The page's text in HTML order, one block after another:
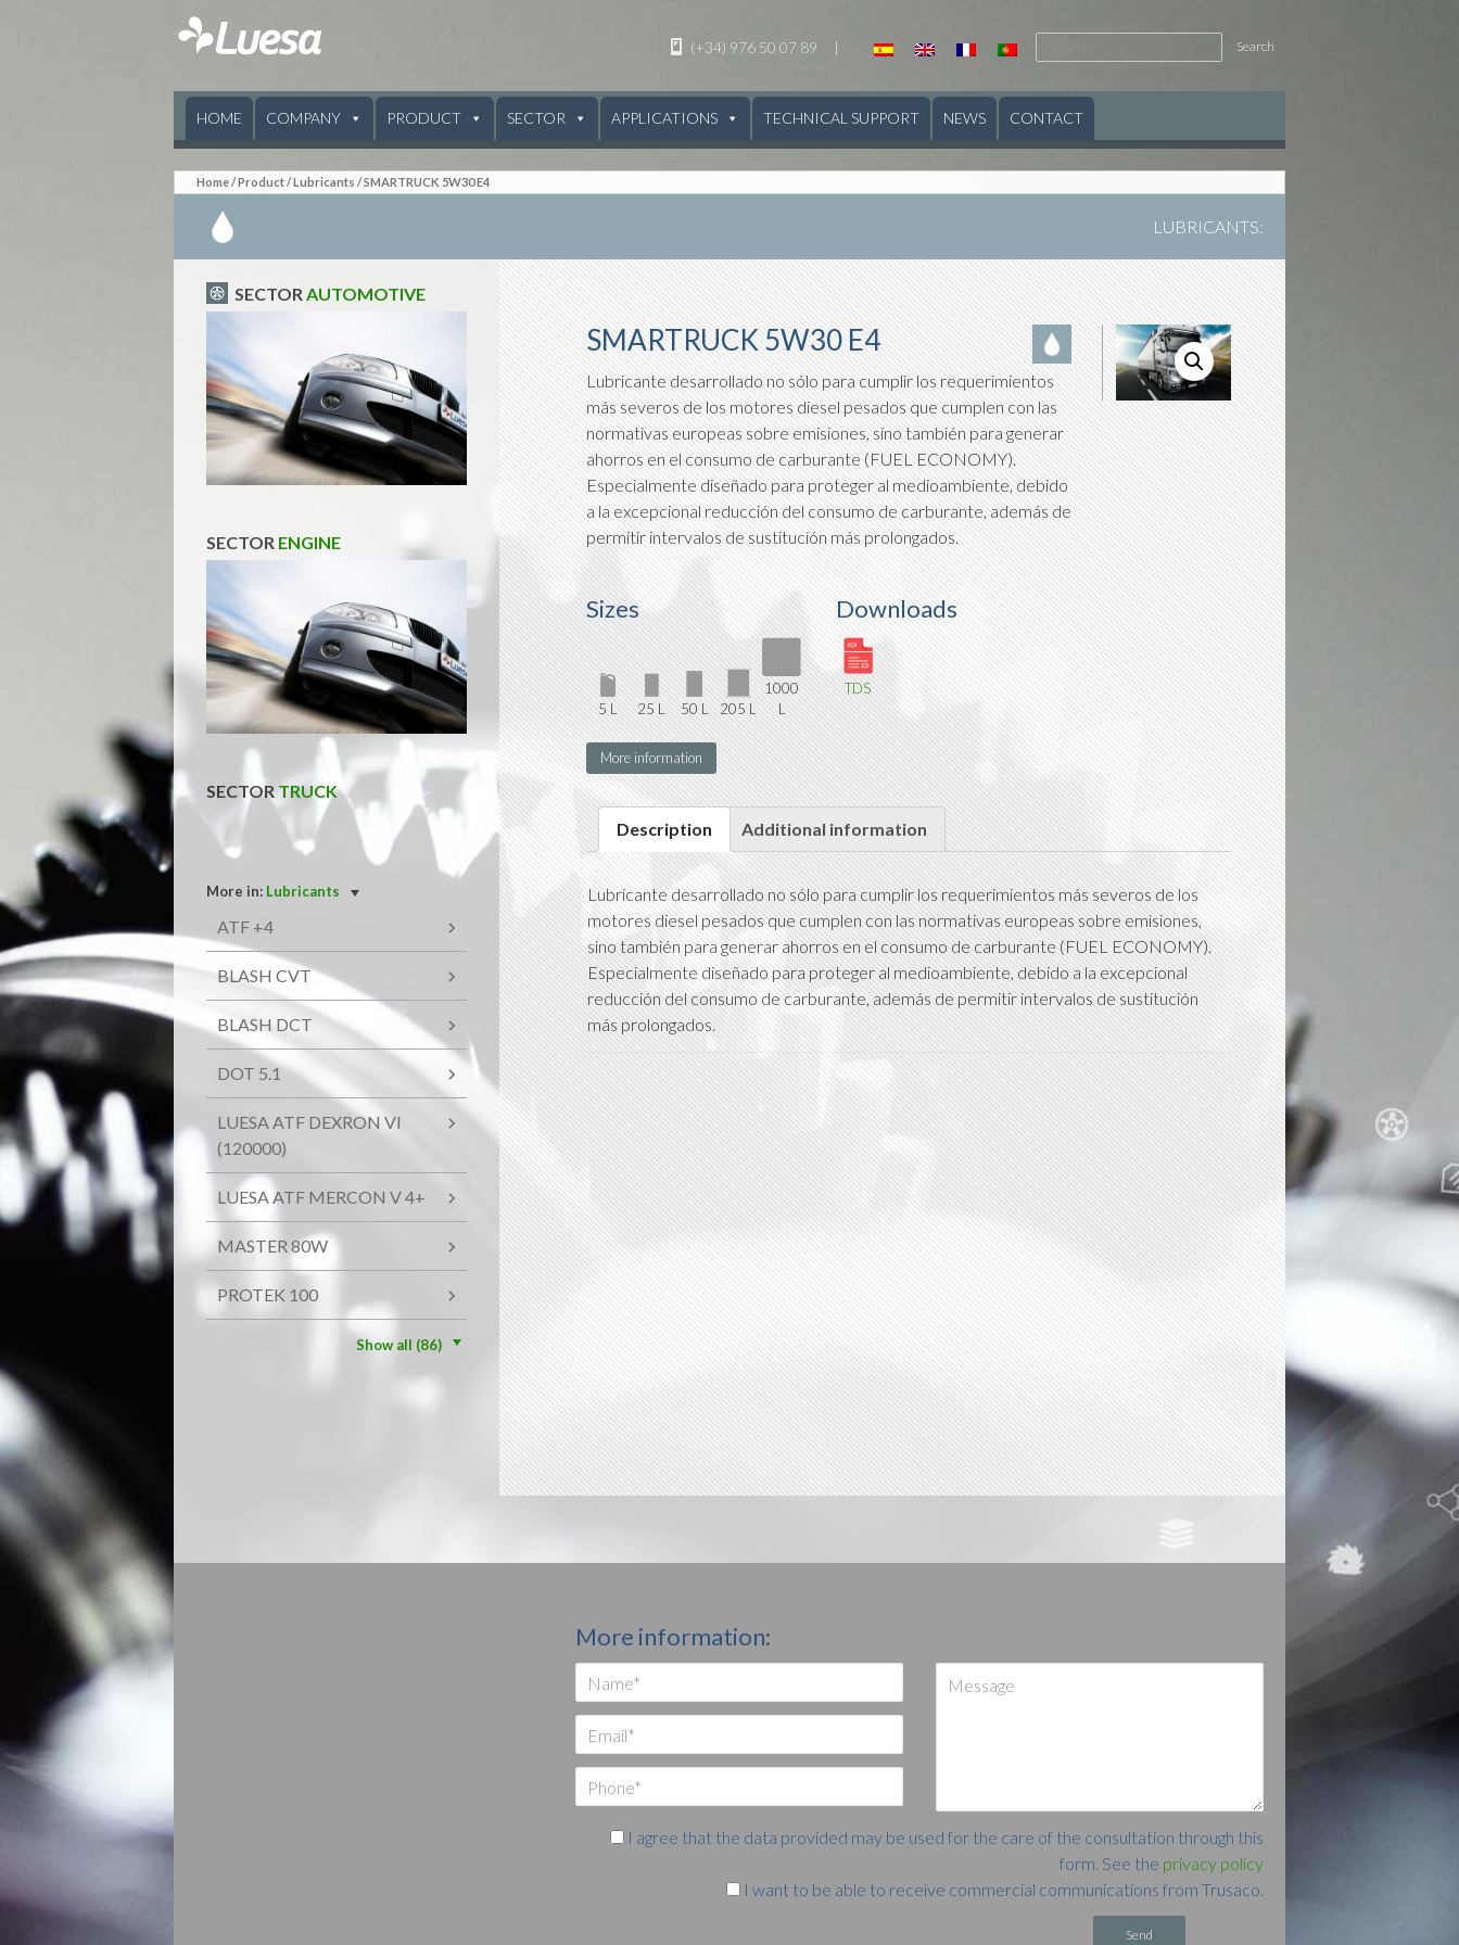
(+34) 976 50 07 89 |
for:
SKIP TO CONTENT
HOME COMPANY PRODUCT SECTOR APPLICATIONS TECHNICAL SUPPORT NEWS CONTACT
Home /Product /Lubricants / SMARTRUCK 5W30 E4
LUBRICANTS:
SMARTRUCK 5W30 E4
Lubricante desarrollado no sólo para cumplir los requerimientos
más severos de los motores diesel pesados que cumplen con las
normativas europeas sobre emisiones, sino también para generar
ahorros en el consumo de carburante (FUEL ECONOMY).
Especialmente diseñado para proteger al medioambiente, debido
a la excepcional reducción del consumo de carburante, además de
permitir intervalos de sustitución más prolongados.
Sizes
5 L 25 L 50 L 205 L
1000
L
Downloads
TDS
More information
Description Additional information
Lubricante desarrollado no sólo para cumplir los requerimientos más severos de los
motores diesel pesados que cumplen con las normativas europeas sobre emisiones,
sino también para generar ahorros en el consumo de carburante (FUEL ECONOMY).
Especialmente diseñado para proteger al medioambiente, debido a la excepcional
reducción del consumo de carburante, además de permitir intervalos de sustitución
más prolongados.
SECTOR AUTOMOTIVE
SECTOR ENGINE
SECTORTRUCK
More in: Lubricants
ATF +4
BLASH CVT
BLASH DCT
DOT 5.1
LUESA ATF DEXRON VI
(120000)
LUESA ATF MERCON V 4+
MASTER 80W
PROTEK 100
Show all (86)
More information:
I agree that the data provided may be used for the care of the consultation through this
form. See the privacy policy
I want to be able to receive commercial communications from Trusaco.
Alternative: